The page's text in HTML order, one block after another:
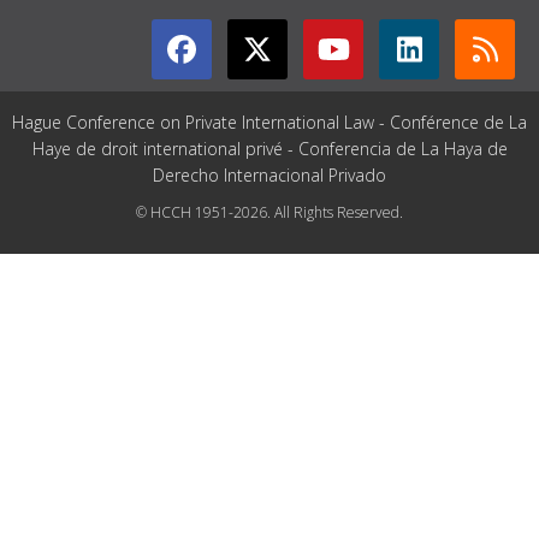
Hague Conference on Private International Law - Conférence de La
Haye de droit international privé - Conferencia de La Haya de
Derecho Internacional Privado
© HCCH 1951-2026. All Rights Reserved.